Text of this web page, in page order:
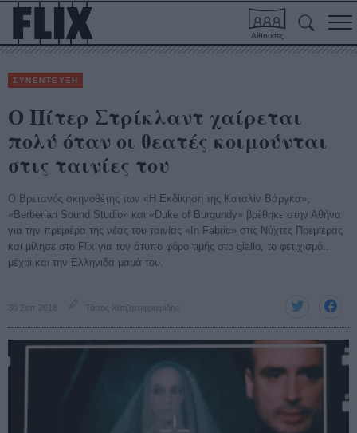
Αίθουσες
ΣΥΝΕΝΤΕΥΞΗ
Ο Πίτερ Στρίκλαντ χαίρεται
πολύ όταν οι θεατές κοιμούνται
στις ταινίες του
Ο Βρετανός σκηνοθέτης των «Η Εκδίκηση της Καταλίν Βάργκα»,
«Berberian Sound Studio» και «Duke of Burgundy» βρέθηκε στην Αθήνα
για την πρεμιέρα της νέας του ταινίας «In Fabric» στις Νύχτες Πρεμιέρας
και μίλησε στο Flix για τον άτυπο φόρο τιμής στο giallo, το φετιχισμό...
μέχρι και την Ελληνιδα μαμά του.
30 Σεπ 2018 Τάσος Χατζηευφραιμίδης